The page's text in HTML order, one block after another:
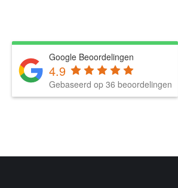
Google Beoordelingen
4.9
Gebaseerd op 36 beoordelingen